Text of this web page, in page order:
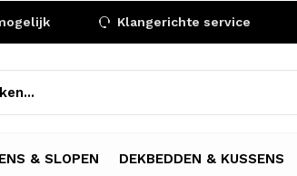
& SLOPEN DEKBEDDEN & KUSSENS
Klangerichte service